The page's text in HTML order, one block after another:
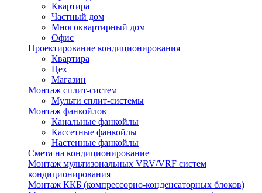
Квартира
Частный дом
Многоквартирный дом
Офис
Проектирование кондиционирования
Квартира
Цех
Магазин
Монтаж сплит-систем
Мульти сплит-системы
Монтаж фанкойлов
Канальные фанкойлы
Кассетные фанкойлы
Настенные фанкойлы
Смета на кондиционирование
Монтаж мультизональных VRV/VRF систем
кондиционирования
Монтаж ККБ (компрессорно-конденсаторных блоков)